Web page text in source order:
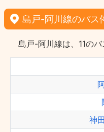
島戸-阿川線のバス
島戸-阿川線は、11のバ
神